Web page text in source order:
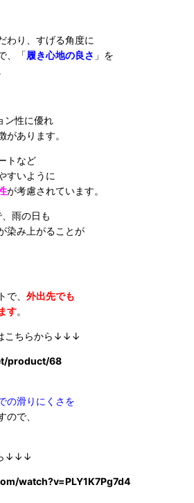
わり、すげる角度に
、「履き心地の良さ 」を
ン性に優れ
あります。
トなど
すいように
が考慮されています。
雨の日も
染み上がることが
で、 外出先でも
す。
こちらから↓↓↓
product/68
の滑りにくさを
ので、
↓↓↓
watch?v=PLY1K7Pg7d4